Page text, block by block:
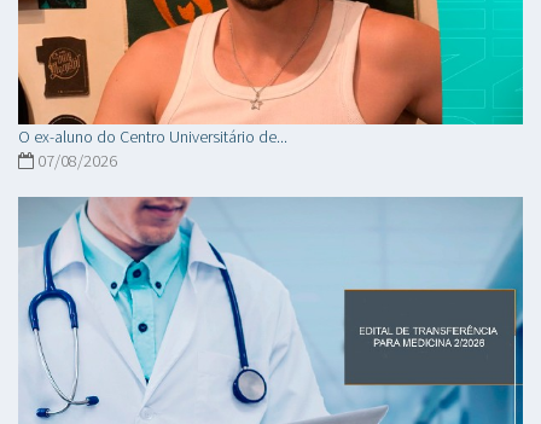
O ex-aluno do Centro Universitário de...
07/08/2026